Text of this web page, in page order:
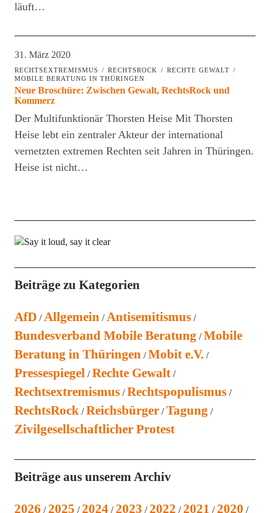
läuft…
31. März 2020
RECHTSEXTREMISMUS RECHTSROCK
RECHTE GEWALT
MOBILE BERATUNG IN THÜRINGEN
Neue Broschüre: Zwischen Gewalt, RechtsRock und
Kommerz
Der Multifunktionär Thorsten Heise Mit Thorsten
Heise lebt ein zentraler Akteur der international
vernetzten extremen Rechten seit Jahren in Thüringen.
Heise ist nicht…
Beiträge zu Kategorien
AfD Allgemein Antisemitismus
Bundesverband Mobile Beratung Mobile
Beratung in Thüringen Mobit e.V.
Pressespiegel Rechte Gewalt
Rechtsextremismus Rechtspopulismus
RechtsRock Reichsbürger Tagung
Zivilgesellschaftlicher Protest
Beiträge aus unserem Archiv
2026 2025 2024 2023 2022 2021 2020